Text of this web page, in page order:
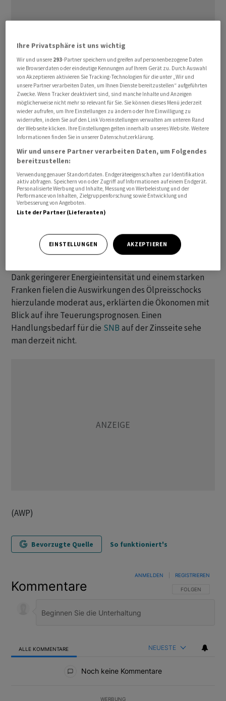
Die Ökonomen von Raiffeisen haben ihre BIP- und
Inflationsprognose für die Schweiz im laufenden Jahr
angepasst. Hintergrund ist der Krieg im Iran und die
stark gestiegenen Energiepreise, welche die globale
Konjunktur dämpfen.
Für die Schweiz erwarten die Experten der Bank 2026
neu ein sporteventbereinigtes BIP-Wachstum von
0,9 Prozent, nach zuvor prognostizierten 1,0 Prozent.
Für das kommende Jahr geben sie erstmals eine
Schätzung von 1,4 Prozent aus.
Die Jahresinflation im laufenden Jahr werde neu bei 0,5
Teuerung von 0,2 Prozent in Aussicht gestellt. Für 2027
rechnet die Bank mit einer Inflation von 0,9 Prozent.
Dank geringerer Energieintensität und einem starken
Franken fielen die Auswirkungen des Ölpreisschocks
hierzulande moderat aus, erklärten die Ökonomen mit
Blick auf ihre Teuerungsprognosen. Einen
Handlungsbedarf für die SNB auf der Zinsseite sehe
man derzeit nicht.
(AWP)
Bevorzugte Quelle So funktioniert's
Kommentare FOLGE DIESER
FOLGEN
ANMELDEN REGISTRIEREN
ALLE KOMMENTARE NEUESTE
Noch keine Kommentare
WERBUNG
Ihre Privatsphäre ist uns wichtig
Wir und unsere 293-Partner speichern und greifen auf personenbezogene Daten
wie Browserdaten oder eindeutige Kennungen auf Ihrem Gerät zu. Durch Auswahl
von Akzeptieren aktivieren Sie Tracking-Technologien für die unter „Wir und
unsere Partner verarbeiten Daten, um Ihnen Dienste bereitzustellen“ aufgeführten
Zwecke. Wenn Tracker deaktiviert sind, sind manche Inhalte und Anzeigen
möglicherweise nicht mehr so relevant für Sie. Sie können dieses Menü jederzeit
wieder aufrufen, um Ihre Einstellungen zu ändern oder Ihre Einwilligung zu
widerrufen, indem Sie auf den Link Voreinstellungen verwalten am unteren Rand
der Webseite klicken. Ihre Einstellungen gelten innerhalb unseres Website. Weitere
Informationen finden Sie in unserer Datenschutzerklärung.
Wir und unsere Partner verarbeiten Daten, um Folgendes
bereitzustellen:
Verwendung genauer Standortdaten. Endgeräteeigenschaften zur Identifikation
aktiv abfragen. Speichern von oder Zugriff auf Informationen auf einem Endgerät.
Personalisierte Werbung und Inhalte, Messung von Werbeleistung und der
Performance von Inhalten, Zielgruppenforschung sowie Entwicklung und
Verbesserung von Angeboten.
Liste der Partner (Lieferanten)
EINSTELLUNGEN AKZEPTIEREN